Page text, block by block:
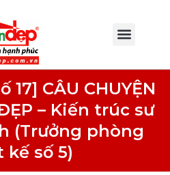
17] CÂU CHUYỆN
– Kiến trúc sư
(Trưởng phòng
số 5)